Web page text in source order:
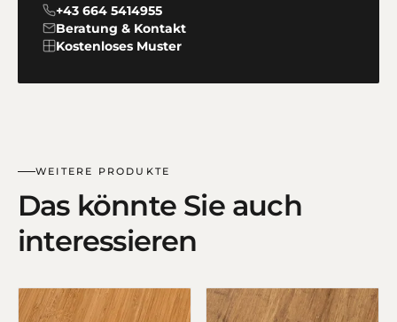
+43 664 5414955
Beratung & Kontakt
Kostenloses Muster
WEITERE PRODUKTE
Das könnte Sie auch
interessieren